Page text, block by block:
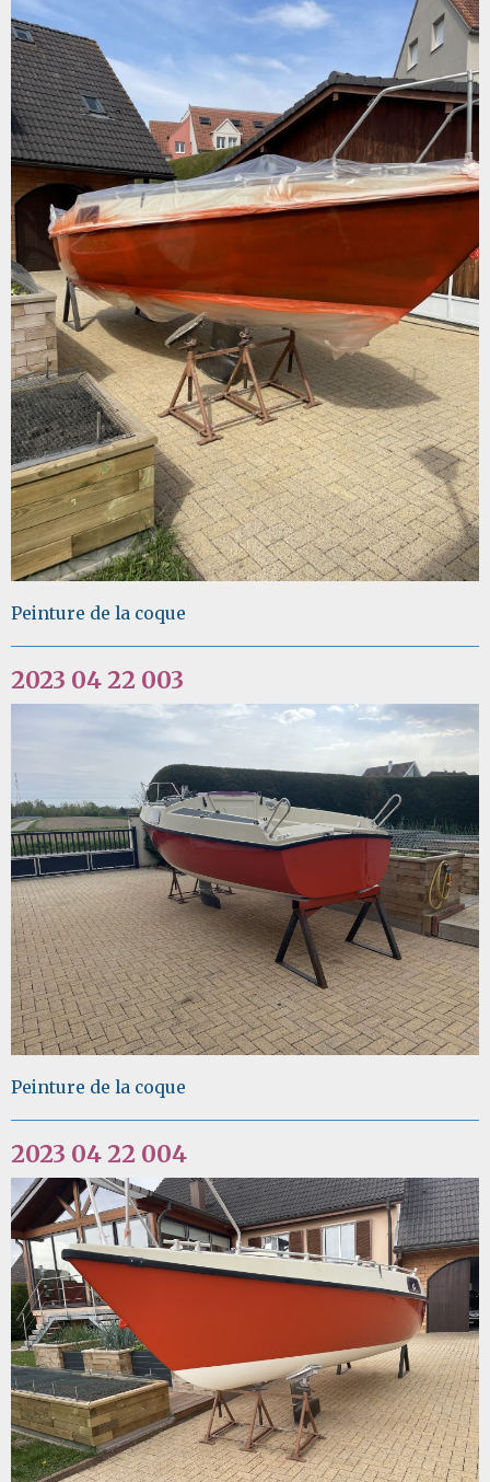
Peinture de la coque
2023 04 22 003
Peinture de la coque
2023 04 22 004